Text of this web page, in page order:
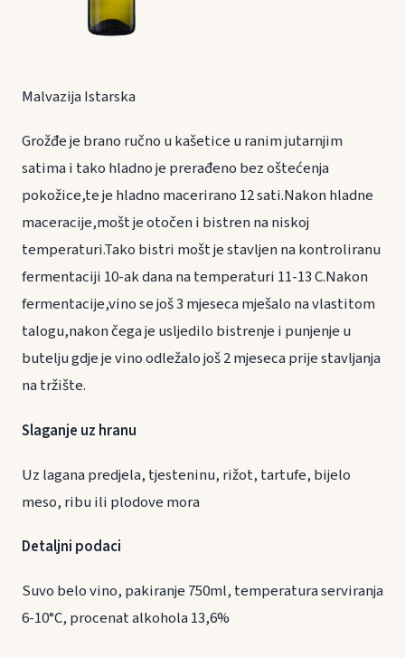
Malvazija Istarska
Grožđe je brano ručno u kašetice u ranim jutarnjim
satima i tako hladno je prerađeno bez oštećenja
pokožice,te je hladno macerirano 12 sati.Nakon hladne
maceracije,mošt je otočen i bistren na niskoj
temperaturi.Tako bistri mošt je stavljen na kontroliranu
fermentaciji 10-ak dana na temperaturi 11-13 C.Nakon
fermentacije,vino se još 3 mjeseca mješalo na vlastitom
talogu,nakon čega je usljedilo bistrenje i punjenje u
butelju gdje je vino odležalo još 2 mjeseca prije stavljanja
na tržište.
Slaganje uz hranu
Uz lagana predjela, tjesteninu, rižot, tartufe, bijelo
meso, ribu ili plodove mora
Detaljni podaci
Suvo belo vino, pakiranje 750ml, temperatura serviranja
6-10°C, procenat alkohola 13,6%